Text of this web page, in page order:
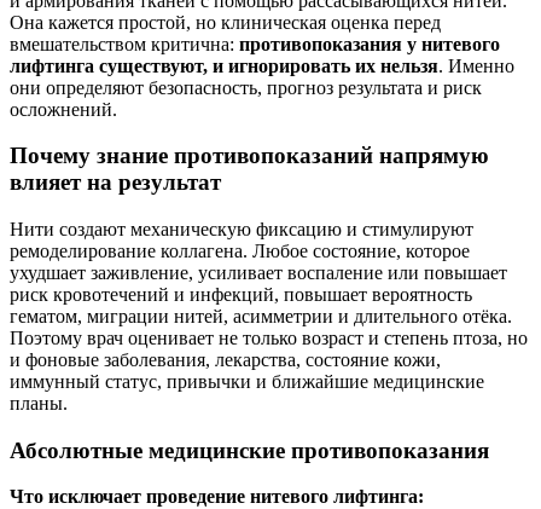
Она кажется простой, но клиническая оценка перед
вмешательством критична: противопоказания у нитевого
лифтинга существуют, и игнорировать их нельзя. Именно
они определяют безопасность, прогноз результата и риск
осложнений.
Почему знание противопоказаний напрямую
влияет на результат
Нити создают механическую фиксацию и стимулируют
ремоделирование коллагена. Любое состояние, которое
ухудшает заживление, усиливает воспаление или повышает
риск кровотечений и инфекций, повышает вероятность
гематом, миграции нитей, асимметрии и длительного отёка.
Поэтому врач оценивает не только возраст и степень птоза, но
и фоновые заболевания, лекарства, состояние кожи,
иммунный статус, привычки и ближайшие медицинские
планы.
Абсолютные медицинские противопоказания
Что исключает проведение нитевого лифтинга: